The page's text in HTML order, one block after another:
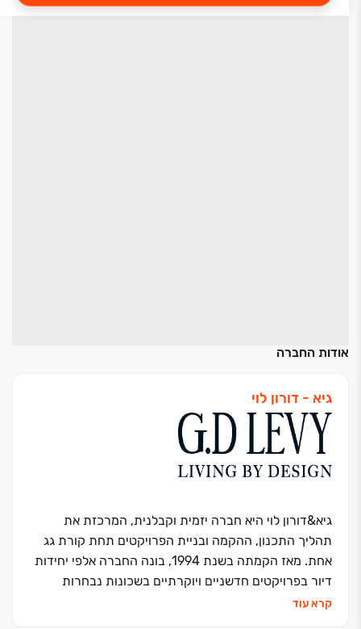
אודות החברה
גיא - דורון לוי
גיא&דורון לוי היא חברה יזמית וקבלנית, המרכזת את
תהליך התכנון, ההקמה ובניית הפרויקטים תחת קורת גג
אחת. מאז הקמתה בשנת 1994, בונה החברה אלפי יחידות
דיור בפרויקטים חדשניים ויוקרתיים בשכונות נבחרות
בערים כמו תל אביב, רעננה – שכונת נווה זמר, כפר סבא
קרא עוד